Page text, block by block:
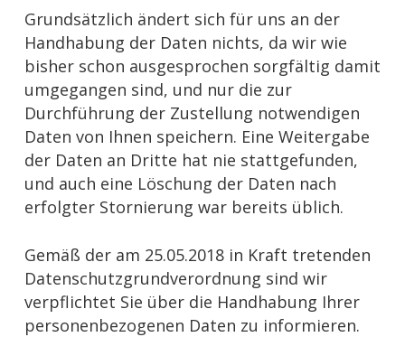
Grundsätzlich ändert sich für uns an der
Handhabung der Daten nichts, da wir wie
bisher schon ausgesprochen sorgfältig damit
umgegangen sind, und nur die zur
Durchführung der Zustellung notwendigen
Daten von Ihnen speichern. Eine Weitergabe
der Daten an Dritte hat nie stattgefunden,
und auch eine Löschung der Daten nach
erfolgter Stornierung war bereits üblich.
Gemäß der am 25.05.2018 in Kraft tretenden
Datenschutzgrundverordnung sind wir
verpflichtet Sie über die Handhabung Ihrer
personenbezogenen Daten zu informieren.